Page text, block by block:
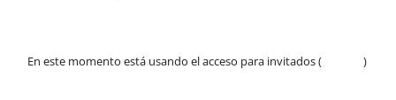
En este momento está usando el acceso para invitados (
)